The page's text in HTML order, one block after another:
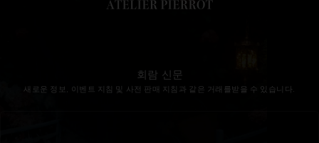
회람 신문
새로운 정보, 이벤트 지침 및 사전 판매 지침과 같은 거래를받을 수 있습니다.